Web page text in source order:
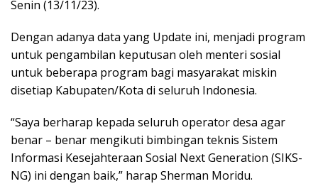
Senin (13/11/23).
Dengan adanya data yang Update ini, menjadi program
untuk pengambilan keputusan oleh menteri sosial
untuk beberapa program bagi masyarakat miskin
disetiap Kabupaten/Kota di seluruh Indonesia.
“Saya berharap kepada seluruh operator desa agar
benar – benar mengikuti bimbingan teknis Sistem
Informasi Kesejahteraan Sosial Next Generation (SIKS-
NG) ini dengan baik,” harap Sherman Moridu.